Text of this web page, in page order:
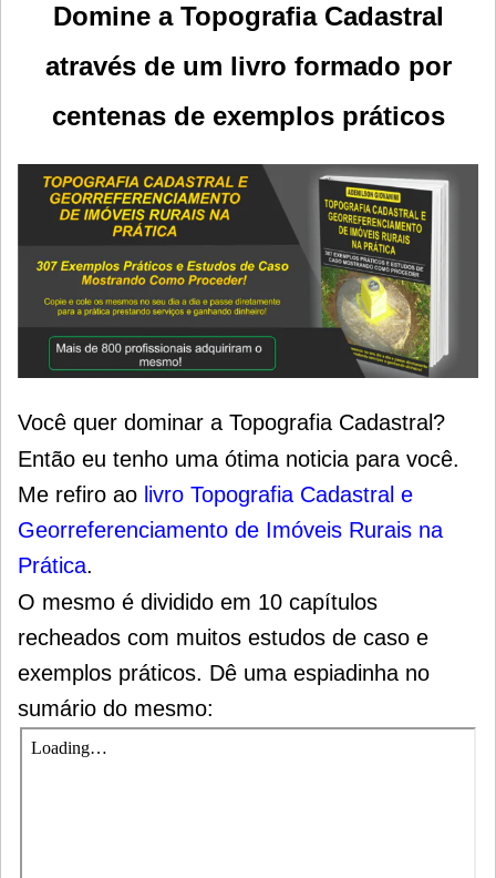
Domine a Topografia Cadastral
através de um livro formado por
centenas de exemplos práticos
Você quer dominar a Topografia Cadastral?
Então eu tenho uma ótima noticia para você.
Me refiro ao livro Topografia Cadastral e
Georreferenciamento de Imóveis Rurais na
Prática.
O mesmo é dividido em 10 capítulos
recheados com muitos estudos de caso e
exemplos práticos. Dê uma espiadinha no
sumário do mesmo: